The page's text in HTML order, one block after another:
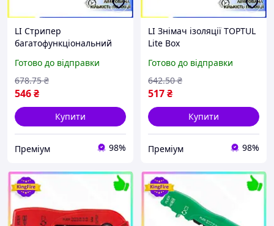
LI Стрипер
багатофункціональний
мм DIDA1430 LIP77/R
Готово до відправки
546₴
678.75 ₴
Купити
Преміум 98%
LI Знімач ізоляції TOPTUL
Lite Box
d0.8-2.6 мм DIDA1020
LIP77/R
Готово до відправки
517₴
642.50 ₴
Купити
Преміум 98%